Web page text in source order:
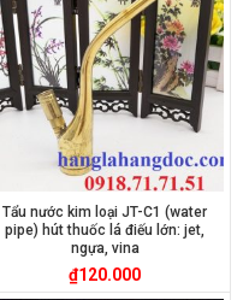
Tẩu nước kim loại JT-C1 (water
pipe) hút thuốc lá điếu lớn: jet,
ngựa, vina
₫120.000